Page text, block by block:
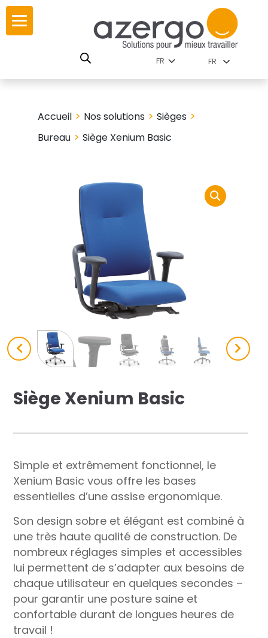
Skip
content
par famille
solutions...
Azergo
FR
Accueil > Nos solutions >Sièges >
Bureau >Siège Xenium Basic
Siège Xenium Basic
Simple et extrêmement fonctionnel, le
Xenium Basic vous offre les bases
essentielles d’une assise ergonomique.
Son design sobre et élégant est combiné à
une très haute qualité de construction. De
nombreux réglages simples et accessibles
lui permettent de s’adapter aux besoins de
chaque utilisateur en quelques secondes –
pour garantir une posture saine et
confortable durant de longues heures de
travail !